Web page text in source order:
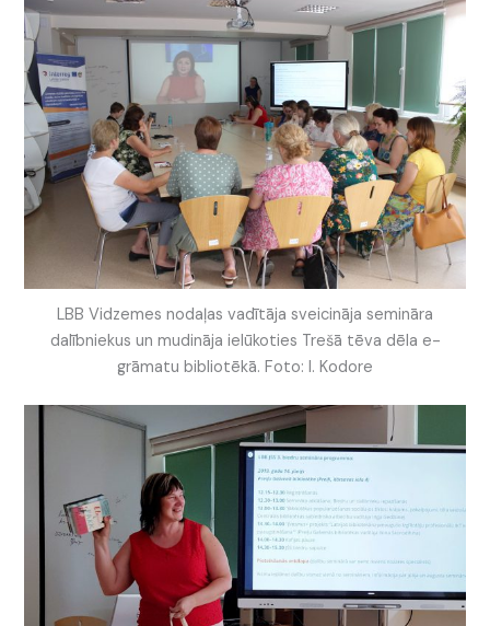
LBB Vidzemes nodaļas vadītāja sveicināja semināra
dalībniekus un mudināja ielūkoties Trešā tēva dēla e-
grāmatu bibliotēkā. Foto: I. Kodore